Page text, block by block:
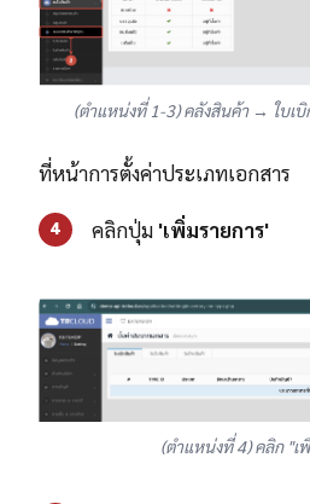
(ตำแหน่งที่ 1-3) คลังสินค้า → ใบเ
ที่หน้าการตั้งค่าประเภทเอกสาร
4 คลิกปุ่ม 'เพิ่มรายการ'
(ตำแหน่งที่ 4) คลิก "เ